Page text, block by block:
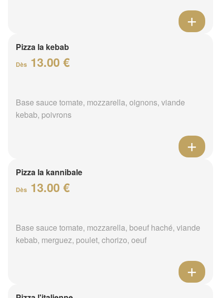
Pizza la kebab
Dès 13.00 €
Base sauce tomate, mozzarella, oignons, viande
kebab, poivrons
Pizza la kannibale
Dès 13.00 €
Base sauce tomate, mozzarella, boeuf haché, viande
kebab, merguez, poulet, chorizo, oeuf